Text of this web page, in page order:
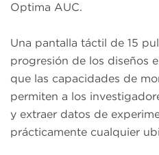
Optima AUC.
Una pantalla táctil de 15
progresión de los diseños
que las capacidades de
permiten a los
y extraer datos de
prácticamente cualquier